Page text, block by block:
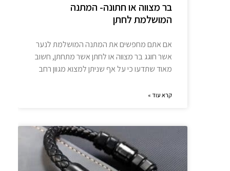
בר מצווה או חתונה- המתנה
המושלמת לחתן
אם אתם מחפשים את המתנה המושלמת לנער
אשר חוגג בר מצווה או לחתן אשר מתחתן, חשוב
מאוד שתדעו כי על אף שניתן למצוא מגוון רחב
קרא עוד »